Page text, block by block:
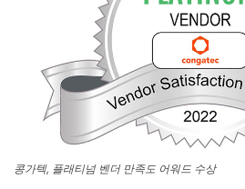
콩가텍, 플래티넘 벤더 만족도 어워드 수상